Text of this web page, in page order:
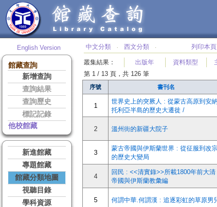
English Version
館藏查詢
新增查詢
查詢結果
查詢歷史
標記記錄
他校館藏
新進館藏
專題館藏
館藏分類地圖
視聽目錄
學科資源
中文分類 ‧ 西文分類 ‧ 列印本頁
叢集結果 ： 出版年 資料類型
第 1 / 13 頁，共 126 筆
序號 書刊名
1
世界史上的突厥人 : 從蒙古高原到安
托利亞半島的歷史大遷徙 /
2 溫州街的新疆大院子
3
蒙古帝國與伊斯蘭世界 : 從征服到改
的歷史大變局
4
回民 : <<清實錄>>所載1800年前大清
帝國與伊斯蘭教彙編
5 何謂中華.何謂漢 : 追逐彩虹的草原男